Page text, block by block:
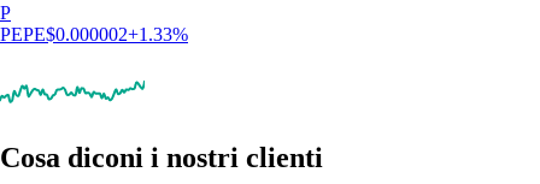
P
PEPE$0.000002+1.33%
Cosa diconi i nostri clienti